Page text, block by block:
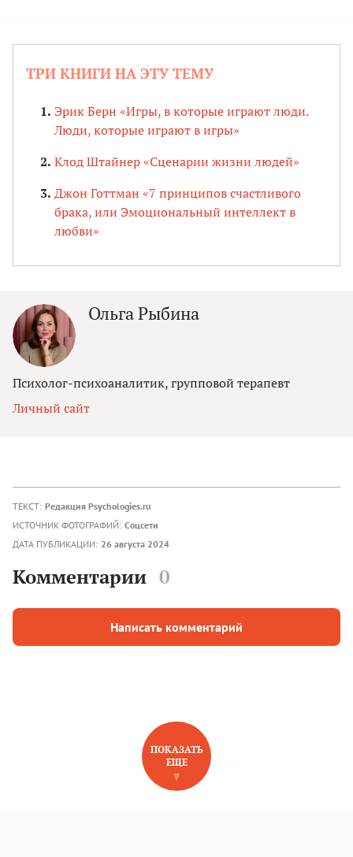
ТРИ КНИГИ НА ЭТУ ТЕМУ
Эрик Берн «Игры, в которые играют люди.
Люди, которые играют в игры»
Клод Штайнер «Сценарии жизни людей»
Джон Готтман «7 принципов счастливого
брака, или Эмоциональный интеллект в
любви»
Ольга Рыбина
Психолог-психоаналитик, групповой терапевт
Личный сайт
ТЕКСТ: Редакция Psychologies.ru
ИСТОЧНИК ФОТОГРАФИЙ: Соцсети
ДАТА ПУБЛИКАЦИИ: 26 августа 2024
Комментарии 0
Написать комментарий
НОВОЕ НА САЙТЕ
ПОКАЗАТЬ
ЕЩЕ